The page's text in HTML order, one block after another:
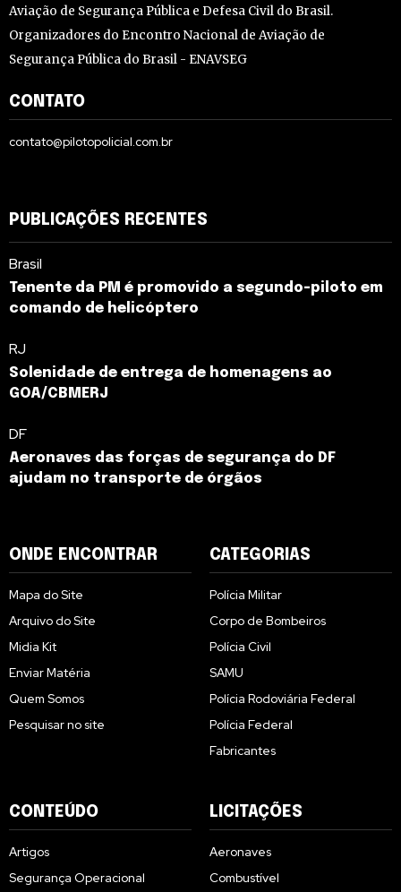
Aviação de Segurança Pública e Defesa Civil do Brasil.
Organizadores do Encontro Nacional de Aviação de
Segurança Pública do Brasil - ENAVSEG
CONTATO
contato@pilotopolicial.com.br
PUBLICAÇÕES RECENTES
Brasil
Tenente da PM é promovido a segundo-piloto em
comando de helicóptero
RJ
Solenidade de entrega de homenagens ao
GOA/CBMERJ
DF
Aeronaves das forças de segurança do DF
ajudam no transporte de órgãos
ONDE ENCONTRAR
Mapa do Site
Arquivo do Site
Midia Kit
Enviar Matéria
Quem Somos
Pesquisar no site
CATEGORIAS
Polícia Militar
Corpo de Bombeiros
Polícia Civil
SAMU
Polícia Rodoviária Federal
Polícia Federal
Fabricantes
CONTEÚDO
Artigos
Segurança Operacional
LICITAÇÕES
Aeronaves
Combustível